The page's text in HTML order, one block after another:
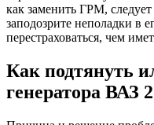
как заменить ГРМ,
заподозрите неполадки в
перестраховаться, чем
Как подтянуть
генератора ВАЗ